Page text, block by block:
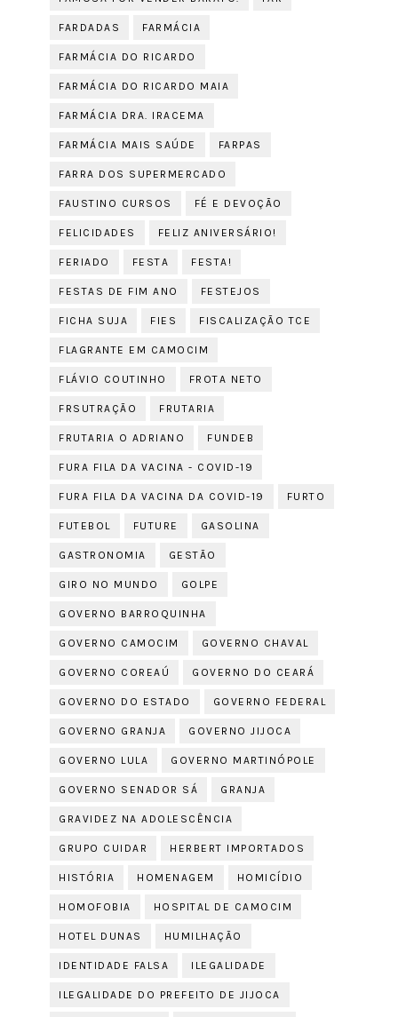
FARDADAS FARMÁCIA
FARMÁCIA DO RICARDO
FARMÁCIA DO RICARDO MAIA
FARMÁCIA DRA. IRACEMA
FARMÁCIA MAIS SAÚDE FARPAS
FARRA DOS SUPERMERCADO
FAUSTINO CURSOS FÉ E DEVOÇÃO
FELICIDADES FELIZ ANIVERSÁRIO!
FERIADO FESTA FESTA!
FESTAS DE FIM ANO FESTEJOS
FICHA SUJA FIES FISCALIZAÇÃO TCE
FLAGRANTE EM CAMOCIM
FLÁVIO COUTINHO FROTA NETO
FRSUTRAÇÃO FRUTARIA
FRUTARIA O ADRIANO FUNDEB
FURA FILA DA VACINA - COVID-19
FURA FILA DA VACINA DA COVID-19 FURTO
FUTEBOL FUTURE GASOLINA
GASTRONOMIA GESTÃO
GIRO NO MUNDO GOLPE
GOVERNO BARROQUINHA
GOVERNO CAMOCIM GOVERNO CHAVAL
GOVERNO COREAÚ GOVERNO DO CEARÁ
GOVERNO DO ESTADO GOVERNO FEDERAL
GOVERNO GRANJA GOVERNO JIJOCA
GOVERNO LULA GOVERNO MARTINÓPOLE
GOVERNO SENADOR SÁ GRANJA
GRAVIDEZ NA ADOLESCÊNCIA
GRUPO CUIDAR HERBERT IMPORTADOS
HISTÓRIA HOMENAGEM HOMICÍDIO
HOMOFOBIA HOSPITAL DE CAMOCIM
HOTEL DUNAS HUMILHAÇÃO
IDENTIDADE FALSA ILEGALIDADE
ILEGALIDADE DO PREFEITO DE JIJOCA